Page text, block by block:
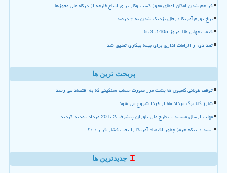
فراهم شدن امکان اعطای مجوز کسب وکار برای اتباع خارجه از درگاه ملی مجوزها
نرخ تورم آمریکا درحال نزدیک شدن به ۴ درصد
قیمت جهانی طلا امروز 1405، 3، 5
تعدادی از الزامات اداری برای بیمه بیکاری تعلیق شد
پربحث ترین ها
توقف طولانی کامیون ها پشت مرز صورت حساب سنگینی که به اقتصاد می رسد
شارژ کالا برگ مرداد ماه از فردا شروع می شود
مهلت ارسال مستندات طرح ملی یاوران پیشرفت2 تا 20 مرداد تمدید گردید
انسداد تنگه هرمز چطور اقتصاد آمریکا را تحت فشار قرار داد؟
جدیدترین ها